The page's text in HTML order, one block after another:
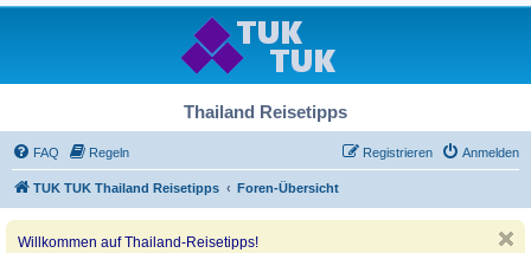
Thailand Reisetipps
FAQ Regeln Anmelden
Registrieren
TUK TUK Thailand Reisetipps Foren-Übersicht
Willkommen auf Thailand-Reisetipps!